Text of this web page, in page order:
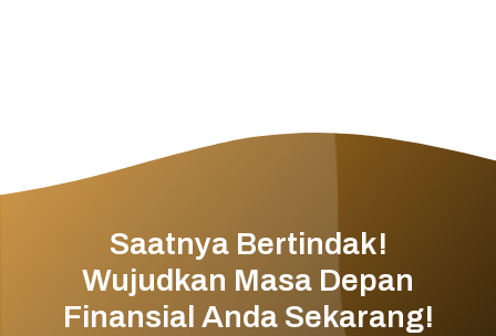
Saatnya Bertindak!
Wujudkan Masa Depan
Finansial Anda Sekarang!